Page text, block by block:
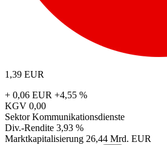
1,39 EUR
+ 0,06 EUR +4,55 %
KGV 0,00
Sektor Kommunikationsdienste
Div.-Rendite 3,93 %
Marktkapitalisierung 26,44 Mrd. EUR